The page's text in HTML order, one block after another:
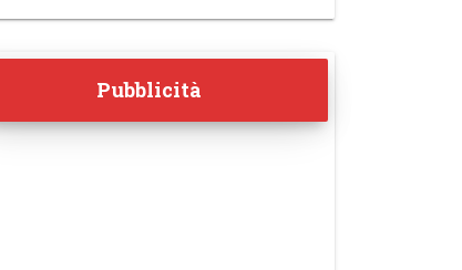
Pubblicità